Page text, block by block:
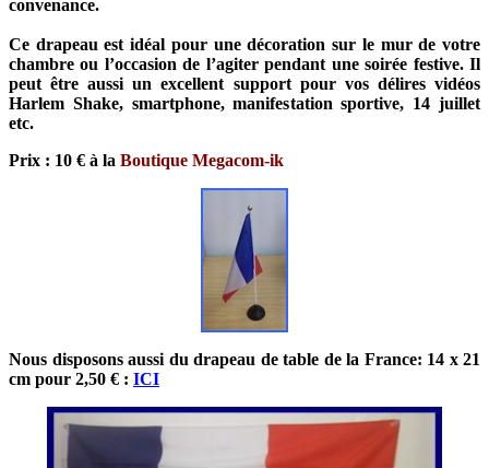
convenance.
Ce drapeau est idéal pour une décoration sur le mur de votre
chambre ou l’occasion de l’agiter pendant une soirée festive. Il
peut être aussi un excellent support pour vos délires vidéos
Harlem Shake, smartphone, manifestation sportive, 14 juillet
etc.
Prix : 10 € à la Boutique Megacom-ik
Nous disposons aussi du drapeau de table de la France: 14 x 21
cm pour 2,50 € : ICI